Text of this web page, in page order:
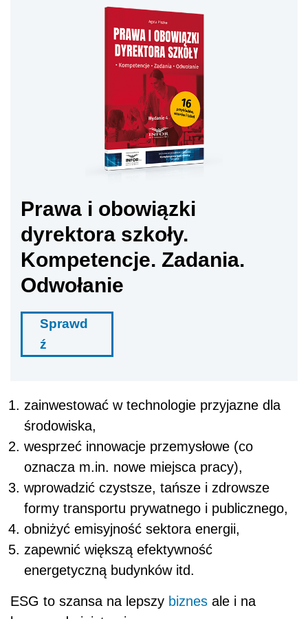
Prawa i obowiązki
dyrektora szkoły.
Kompetencje. Zadania.
Odwołanie
Sprawd
ź
zainwestować w technologie przyjazne dla
środowiska,
wesprzeć innowacje przemysłowe (co
oznacza m.in. nowe miejsca pracy),
wprowadzić czystsze, tańsze i zdrowsze
formy transportu prywatnego i publicznego,
obniżyć emisyjność sektora energii,
zapewnić większą efektywność
energetyczną budynków itd.
ESG to szansa na lepszy biznes ale i na